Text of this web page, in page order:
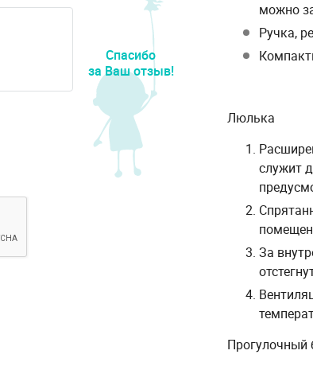
Спасибо
за Ваш отзыв!
можно
Ручка,
Люлька
служит
За
Прогулочный